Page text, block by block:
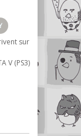
sur
V (PS3)